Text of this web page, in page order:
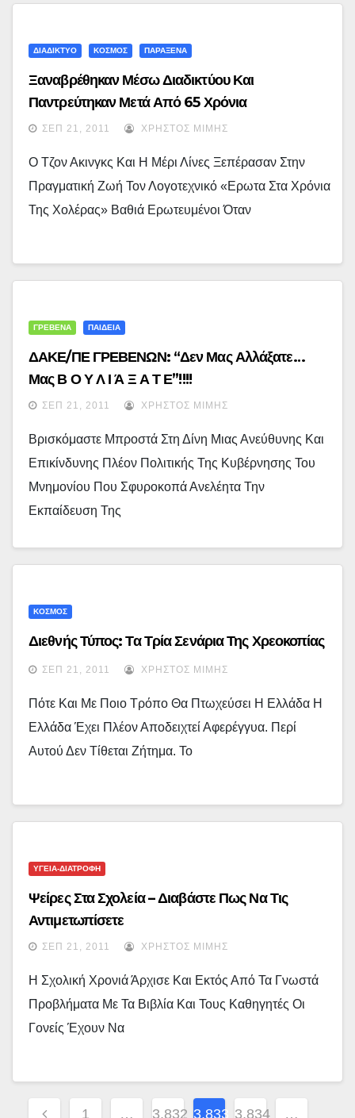
ΔΙΑΔΙΚΤΥΟ ΚΟΣΜΟΣ ΠΑΡΑΞΕΝΑ
Ξαναβρέθηκαν Μέσω Διαδικτύου Και
Παντρεύτηκαν Μετά Από 65 Χρόνια
ΣΕΠ 21, 2011 ΧΡΉΣΤΟΣ ΜΊΜΗΣ
Ο Τζον Ακινγκς Και Η Μέρι Λίνες Ξεπέρασαν Στην
Πραγματική Ζωή Τον Λογοτεχνικό «Ερωτα Στα Χρόνια
Της Χολέρας» Βαθιά Ερωτευμένοι Όταν
ΓΡΕΒΕΝΑ ΠΑΙΔΕΙΑ
ΔΑΚΕ/ΠΕ ΓΡΕΒΕΝΩΝ: “Δεν Μας Αλλάξατε…
Μας Β Ο Υ Λ Ι Ά Ξ Α Τ Ε”!!!!
ΣΕΠ 21, 2011 ΧΡΉΣΤΟΣ ΜΊΜΗΣ
Βρισκόμαστε Μπροστά Στη Δίνη Μιας Ανεύθυνης Και
Επικίνδυνης Πλέον Πολιτικής Της Κυβέρνησης Του
Μνημονίου Που Σφυροκοπά Ανελέητα Την
Εκπαίδευση Της
ΚΟΣΜΟΣ
Διεθνής Τύπος: Τα Τρία Σενάρια Της Χρεοκοπίας
ΣΕΠ 21, 2011 ΧΡΉΣΤΟΣ ΜΊΜΗΣ
Πότε Και Με Ποιο Τρόπο Θα Πτωχεύσει Η Ελλάδα Η
Ελλάδα Έχει Πλέον Αποδειχτεί Αφερέγγυα. Περί
Αυτού Δεν Τίθεται Ζήτημα. Το
ΥΓΕΙΑ-ΔΙΑΤΡΟΦΗ
Ψείρες Στα Σχολεία – Διαβάστε Πως Να Τις
Αντιμετωπίσετε
ΣΕΠ 21, 2011 ΧΡΉΣΤΟΣ ΜΊΜΗΣ
Η Σχολική Χρονιά Άρχισε Και Εκτός Από Τα Γνωστά
Προβλήματα Με Τα Βιβλία Και Τους Καθηγητές Οι
Γονείς Έχουν Να
Σελιδοποίηση
1 … 3,832 3,833 3,834 …